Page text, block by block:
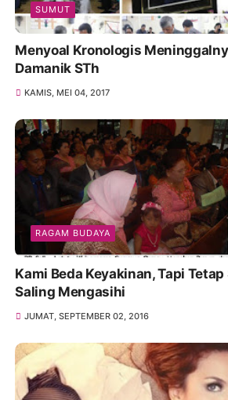
SUMUT
Menyoal Kronologis
Damanik STh
KAMIS, MEI 04, 2017
RAGAM BUDAYA
Kami Beda Keyakinan, Tapi Tetap
Saling Mengasihi
JUMAT, SEPTEMBER 02, 2016